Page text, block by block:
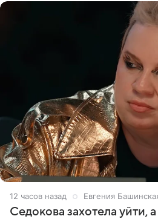
12 часов назад Евгения
Седокова захотела уйти,